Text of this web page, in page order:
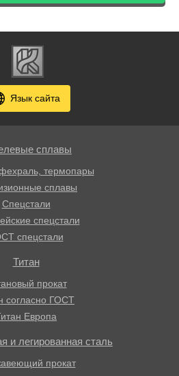
Язык сайта
сплавы
термопары
сплавы
Спецстали
спецстали
спецстали
Титан
прокат
согласно ГОСТ
Европа
и легированная сталь
прокат